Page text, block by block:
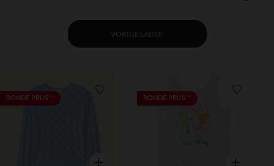
VORIGE LADEN
RONDE PRIJS** Verlanglijstje.
Snel overzicht
RONDE PRIJS**
Snel